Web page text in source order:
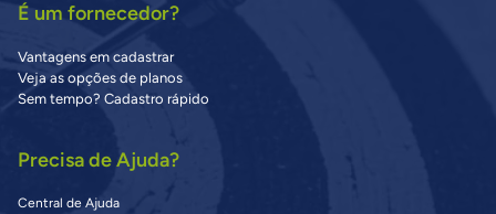
É um fornecedor?
Vantagens em cadastrar
Veja as opções de planos
Sem tempo? Cadastro rápido
Precisa de Ajuda?
Central de Ajuda